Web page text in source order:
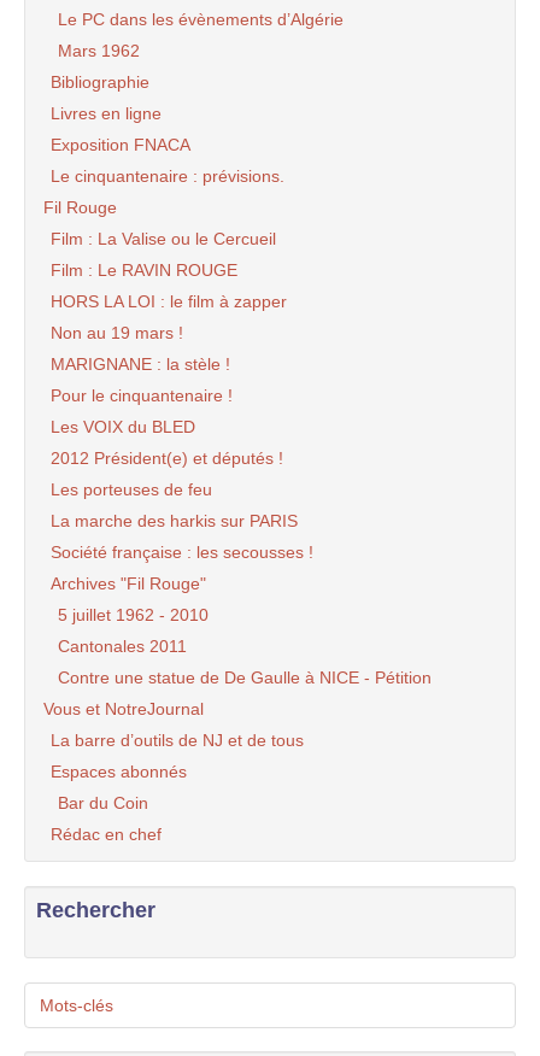
Le PC dans les évènements d’Algérie
Mars 1962
Bibliographie
Livres en ligne
Exposition FNACA
Le cinquantenaire : prévisions.
Fil Rouge
Film : La Valise ou le Cercueil
Film : Le RAVIN ROUGE
HORS LA LOI : le film à zapper
Non au 19 mars !
MARIGNANE : la stèle !
Pour le cinquantenaire !
Les VOIX du BLED
2012 Président(e) et députés !
Les porteuses de feu
La marche des harkis sur PARIS
Société française : les secousses !
Archives "Fil Rouge"
5 juillet 1962 - 2010
Cantonales 2011
Contre une statue de De Gaulle à NICE - Pétition
Vous et NotreJournal
La barre d’outils de NJ et de tous
Espaces abonnés
Bar du Coin
Rédac en chef
Rechercher
Mots-clés